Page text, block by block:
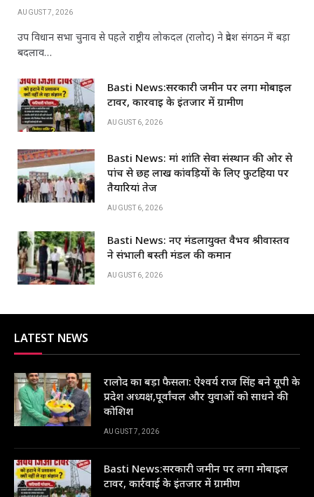
AUGUST 7, 2026
उप विधान सभा चुनाव से पहले राष्ट्रीय लोकदल (रालोद) ने प्रदेश संगठन में बड़ा
बदलाव…
Basti News:सरकारी जमीन पर लगा मोबाइल
टावर, कार्रवाई के इंतजार में ग्रामीण
AUGUST 6, 2026
Basti News: मां शांति सेवा संस्थान की ओर से
पांच से छह लाख कांवड़ियों के लिए फुटहिया पर
तैयारियां तेज
AUGUST 6, 2026
Basti News: नए मंडलायुक्त वैभव श्रीवास्तव
ने संभाली बस्ती मंडल की कमान
AUGUST 6, 2026
LATEST NEWS
रालोद का बड़ा फैसला: ऐश्वर्य राज सिंह बने यूपी के
प्रदेश अध्यक्ष,पूर्वांचल और युवाओं को साधने की
कोशिश
AUGUST 7, 2026
Basti News:सरकारी जमीन पर लगा मोबाइल
टावर, कार्रवाई के इंतजार में ग्रामीण